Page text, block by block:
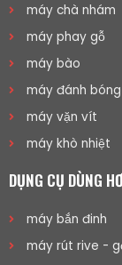
máy chà nhám
máy phay gỗ
máy bào
máy đánh bóng
máy vặn vít
máy khò nhiệt
DỤNG CỤ DÙNG
máy bắn đinh
máy rút rive -